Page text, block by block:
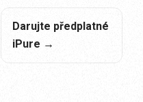
Darujte předplatné
iPure →